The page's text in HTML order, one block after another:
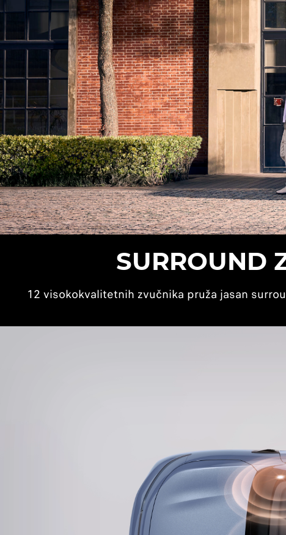
SURROUND
12 visokokvalitetnih zvučnika pruža jasan